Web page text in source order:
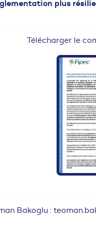
plus
Télécharger le
Bakoglu :